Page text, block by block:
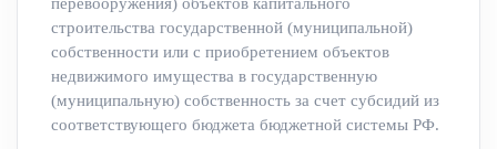
строительства государственной (муниципальной)
собственности или с приобретением объектов
недвижимого имущества в государственную
(муниципальную) собственность за счет субсидий из
соответствующего бюджета бюджетной системы РФ.